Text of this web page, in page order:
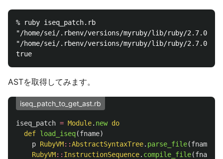
% ruby iseq_patch.rb
"/home/sei/.rbenv/versions/myruby/lib/ruby/2.7.0/
"/home/sei/.rbenv/versions/myruby/lib/ruby/2.7.0/
ASTを取得してみます。
iseq_patch_to_get_ast.rb
iseq_patch = Module. new do
def load_iseq(fname)
p RubyVM::AbstractSyntaxTree. parse_file(fname
RubyVM:: InstructionSequence. compile_file(fname